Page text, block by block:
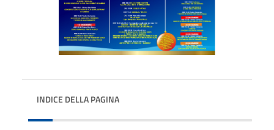
INDICE DELLA PAGINA